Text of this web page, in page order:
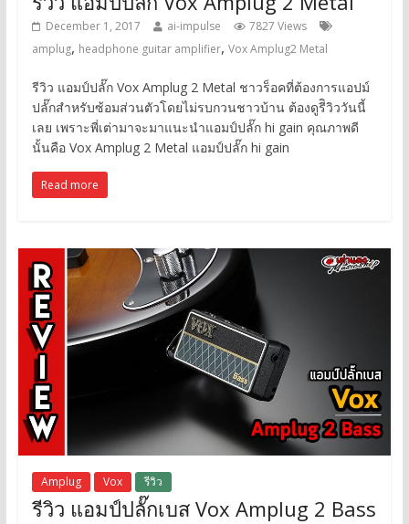
December 1, 2017 ai-impulse
7827 Views
amplug, headphone guitar amplifier, Vox Amplug2 Metal
รีวิว แอมป์ปลั๊ก Vox Amplug 2 Metal ชาวร็อคที่ต้องการแอปม์
ปลั๊กสำหรับซ้อมส่วนตัวโดยไม่รบกวนชาวบ้าน ต้องดูรีิวิววันนี้
เลย เพราะพี่เต่ามาจะมาแนะนำแอมป์ปลั๊ก hi gain คุณภาพดี
นั้นคือ Vox Amplug 2 Metal แอมป์ปลั๊ก hi gain
Read more
Amplug Vox รีวิว
รีวิว แอมป์ปลั๊กเบส Vox Amplug 2 Bass